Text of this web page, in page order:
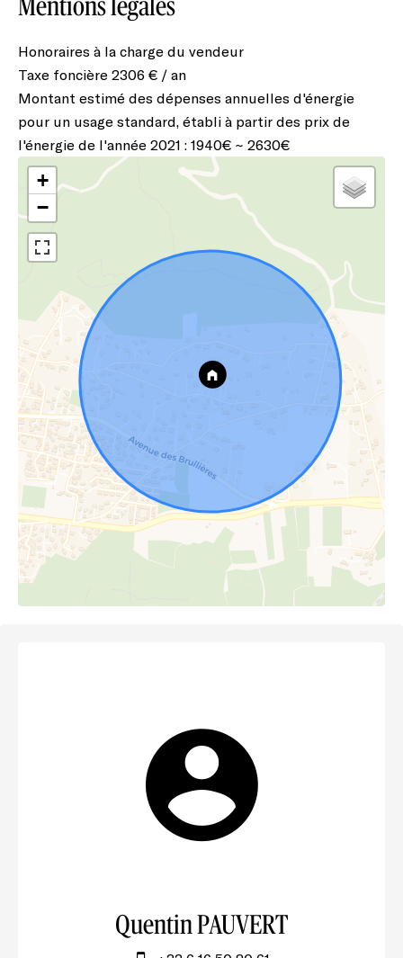
Honoraires à la charge du vendeur
Taxe foncière 2306 € / an
Montant estimé des dépenses annuelles d'énergie
pour un usage standard, établi à partir des prix de
l'énergie de l'année 2021 : 1940€ ~ 2630€
+
−
Quentin PAUVERT